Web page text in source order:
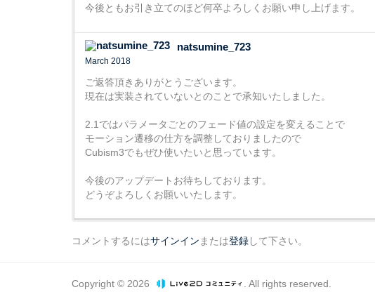
今後ともお引き立てのほど何卒よろしくお願い申し上げます。
natsumine_723
March 2018
ご返答頂きありがとうございます。
現在は実装されていないとのことで承知いたしました。
2.1ではパラメータごとのフェード値の設定を変えることで
モーション遷移の仕方を調整しておりましたので
Cubism3でもぜひ使いたいと思っています。
今後のアップデートお待ちしております。
どうぞよろしくお願いいたします。
コメントするにはサインイン または登録して下さい。
Copyright © 2026 . All rights reserved.